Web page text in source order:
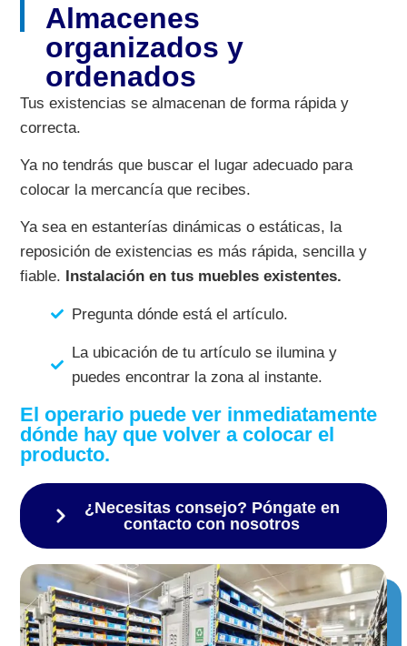
Almacenes
organizados y
ordenados
Tus existencias se almacenan de forma rápida y
correcta.
Ya no tendrás que buscar el lugar adecuado para
colocar la mercancía que recibes.
Ya sea en estanterías dinámicas o estáticas, la
reposición de existencias es más rápida, sencilla y
fiable.
Instalación en tus muebles existentes.
Pregunta dónde está el artículo.
La ubicación de tu artículo se ilumina y
puedes encontrar la zona al instante.
El operario puede ver inmediatamente
dónde hay que volver a colocar el
producto.
¿Necesitas consejo? Póngate en
contacto con nosotros